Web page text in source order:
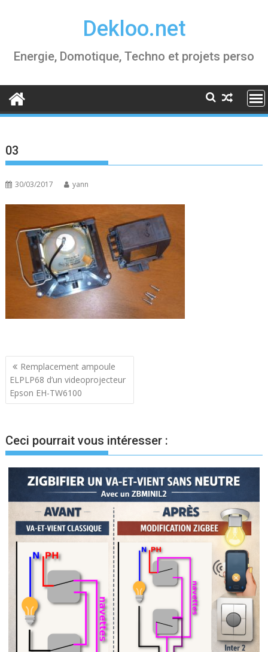
Dekloo.net
Energie, Domotique, Techno et projets perso
03
30/03/2017 yann
Navigation
de
l’article
Remplacement ampoule
ELPLP68 d’un videoprojecteur
Epson EH-TW6100
Ceci pourrait vous intéresser :